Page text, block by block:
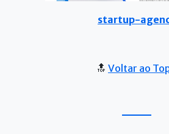
startup-
🔝 Voltar ao